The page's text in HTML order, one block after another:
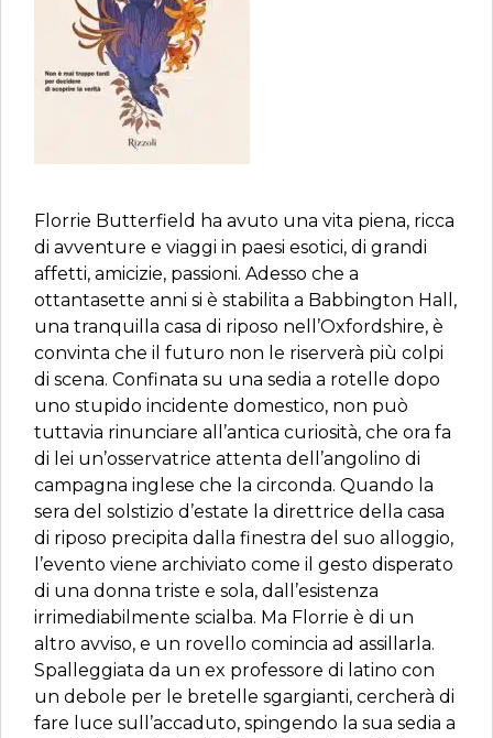
Florrie Butterfield ha avuto una vita piena, ricca
di avventure e viaggi in paesi esotici, di grandi
affetti, amicizie, passioni. Adesso che a
ottantasette anni si è stabilita a Babbington Hall,
una tranquilla casa di riposo nell’Oxfordshire, è
convinta che il futuro non le riserverà più colpi
di scena. Confinata su una sedia a rotelle dopo
uno stupido incidente domestico, non può
tuttavia rinunciare all’antica curiosità, che ora fa
di lei un’osservatrice attenta dell’angolino di
campagna inglese che la circonda. Quando la
sera del solstizio d’estate la direttrice della casa
di riposo precipita dalla finestra del suo alloggio,
l’evento viene archiviato come il gesto disperato
di una donna triste e sola, dall’esistenza
irrimediabilmente scialba. Ma Florrie è di un
altro avviso, e un rovello comincia ad assillarla.
Spalleggiata da un ex professore di latino con
un debole per le bretelle sgargianti, cercherà di
fare luce sull’accaduto, spingendo la sua sedia a